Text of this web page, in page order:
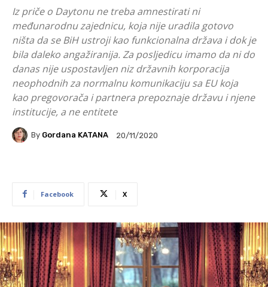
Iz priče o Daytonu ne treba amnestirati ni
međunarodnu zajednicu, koja nije uradila gotovo
ništa da se BiH ustroji kao funkcionalna država i dok je
bila daleko angažiranija. Za posljedicu imamo da ni do
danas nije uspostavljen niz državnih korporacija
neophodnih za normalnu komunikaciju sa EU koja
kao pregovorača i partnera prepoznaje državu i njene
institucije, a ne entitete
By Gordana KATANA 20/11/2020
Facebook X